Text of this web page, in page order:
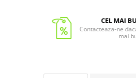
CEL MAI
Contacteaza-ne
mai